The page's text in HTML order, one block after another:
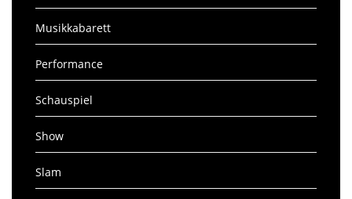
Musikkabarett
Performance
Schauspiel
Show
Slam